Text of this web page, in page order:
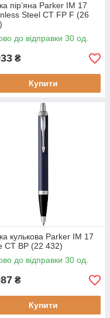
пір’яна Parker IM 17
Steel CT FP F (26
до відправки 30 од.
₴
Купити
кулькова Parker IM 17
CT BP (22 432)
до відправки 30 од.
₴
Купити